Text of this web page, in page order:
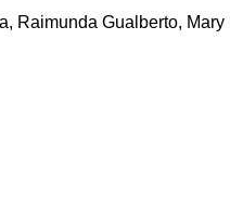
Gualberto,